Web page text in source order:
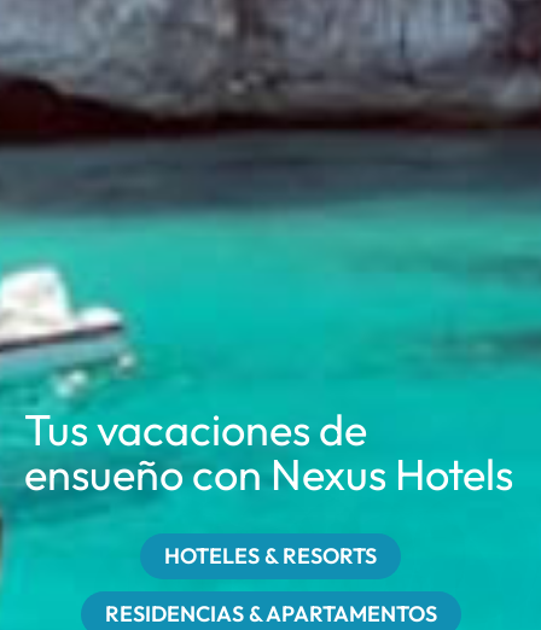
Tus vacaciones de
ensueñocon Nexus Hotels
HOTELES & RESORTS
RESIDENCIAS & APARTAMENTOS